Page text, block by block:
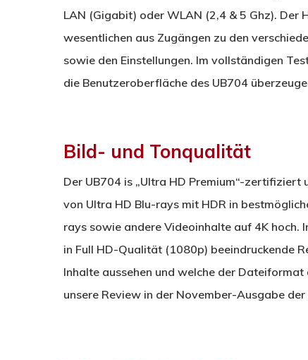
LAN (Gigabit) oder WLAN (2,4 & 5 Ghz). Der
wesentlichen aus Zugängen zu den
sowie den Einstellungen. Im vollständigen
die Benutzeroberfläche des UB704
Bild- und Tonqualität
Der UB704 is „Ultra HD Premium“-
von Ultra HD Blu-rays mit HDR in
rays sowie andere Videoinhalte auf 4K hoch.
in Full HD-Qualität (1080p) beeindruckende
Inhalte aussehen und welche der
unsere Review in der November-Ausgabe der